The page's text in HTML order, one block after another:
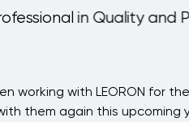
in Quality and
working with LEORON for
them again this upcoming